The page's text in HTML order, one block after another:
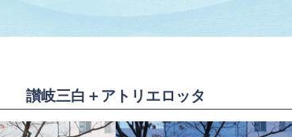
讃岐三白＋アトリエロッタ